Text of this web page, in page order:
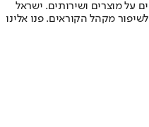
על מוצרים ושירותים. ישראל
מקהל הקוראים. פנו אלינו